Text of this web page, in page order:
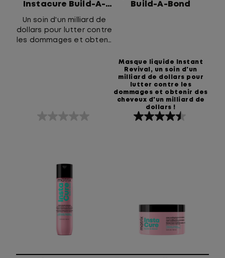
Instacure Build-A-
Un soin d'un milliard de
dollars pour lutter contre
les dommages et obtenir
0.0
Build-A-Bond
Masque liquide Instant
Revival, un soin d'un
milliard de dollars pour
lutter contre les
dommages et obtenir des
cheveux d'un milliard de
dollars !
4.5